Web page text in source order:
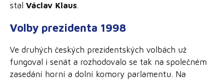
stal Václav Klaus.
Volby prezidenta 1998
Ve druhých českých prezidentských volbách už
fungoval i senát a rozhodovalo se tak na společném
zasedání horní a dolní komory parlamentu. Na